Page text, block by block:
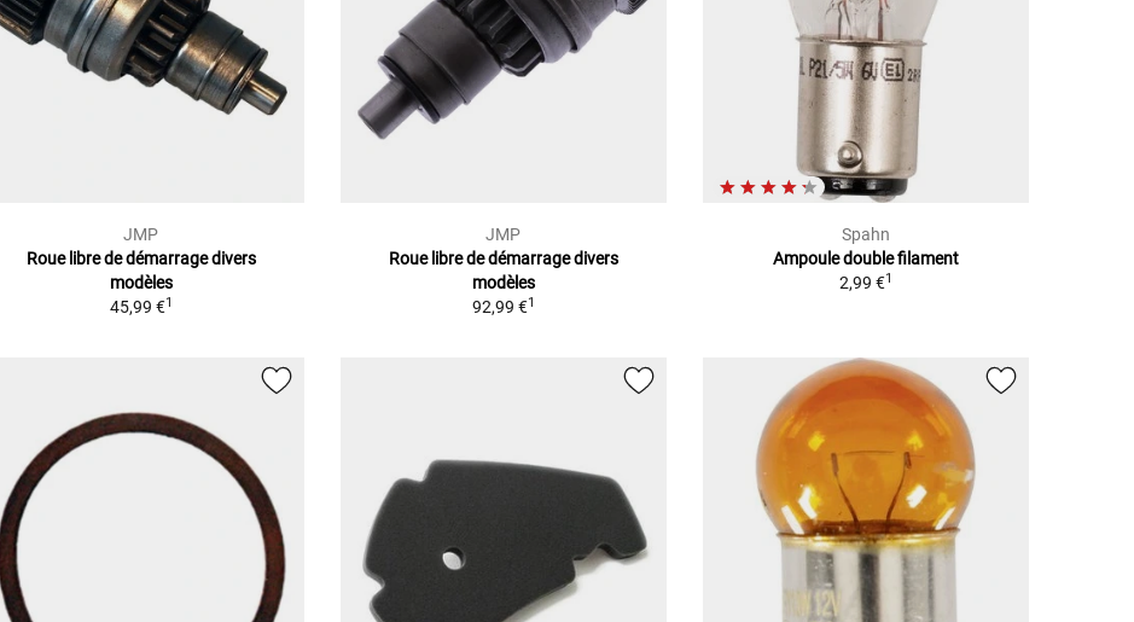
JMP
Roue libre de démarrage divers
modèles
45,99 €1
JMP
Roue libre de démarrage divers
modèles
92,99 €1
Spahn
Ampoule double filament
2,99 €1